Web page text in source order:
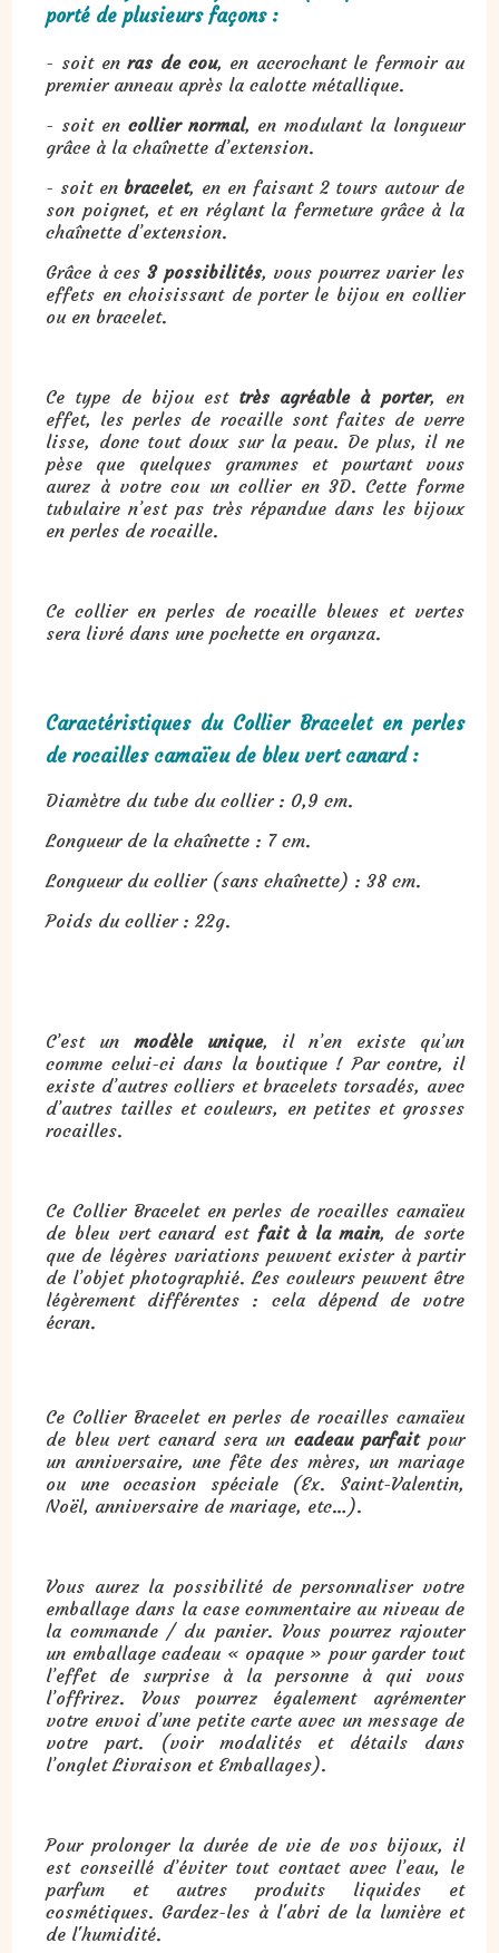
porté de plusieurs façons :
- soit enras de cou, en accrochant le fermoir au
premier anneau après la calotte métallique.
- soit en collier normal, en modulant la longueur
grâce à la chaînette d’extension.
- soit en bracelet, en en faisant 2 tours autour de
son poignet, et en réglant la fermeture grâce à la
chaînette d’extension.
Grâce à ces 3 possibilités, vous pourrez varier les
effets en choisissant de porter le bijou en collier
ou en bracelet.
Ce type de bijou est très agréable à porter, en
effet, les perles de rocaille sont faites de verre
lisse, donc tout doux sur la peau. De plus, il ne
pèse que quelques grammes et pourtant vous
aurez à votre cou un collier en 3D. Cette forme
tubulaire n’est pas très répandue dans les bijoux
en perles de rocaille.
Ce collier en perles de rocaille bleues et vertes
sera livré dans une pochette en organza.
Caractéristiques du Collier Bracelet en perles
de rocailles camaïeu de bleu vert canard :
Diamètre du tube du collier : 0,9 cm.
Longueur de la chaînette : 7 cm.
Longueur du collier (sans chaînette) : 38 cm.
Poids du collier : 22g.
C’est un modèle unique, il n’en existe qu’un
comme celui-ci dans la boutique ! Par contre, il
existe d’autres colliers et bracelets torsadés, avec
d’autres tailles et couleurs, en petites et grosses
rocailles.
Ce Collier Bracelet en perles de rocailles camaïeu
de bleu vert canard est fait à la main, de sorte
que de légères variations peuvent exister à partir
de l’objet photographié. Les couleurs peuvent être
légèrement différentes : cela dépend de votre
écran.
Ce Collier Bracelet en perles de rocailles camaïeu
de bleu vert canard sera un cadeau parfaitpour
un anniversaire, une fête des mères, un mariage
ou une occasion spéciale (Ex. Saint-Valentin,
Noël, anniversaire de mariage, etc…).
Vous aurez la possibilité de personnaliser votre
emballage dans la case commentaire au niveau de
la commande / du panier. Vous pourrez rajouter
un emballage cadeau « opaque » pour garder tout
l’effet de surprise à la personne à qui vous
l’offrirez. Vous pourrez également agrémenter
votre envoi d’une petite carte avec un message de
votre part. (voir modalités et détails dans
l’onglet Livraison et Emballages).
Pour prolonger la durée de vie de vos bijoux, il
est conseillé d’éviter tout contact avec l’eau, le
parfum et autres produits liquides et
cosmétiques. Gardez-les à l'abri de la lumière et
de l'humidité.